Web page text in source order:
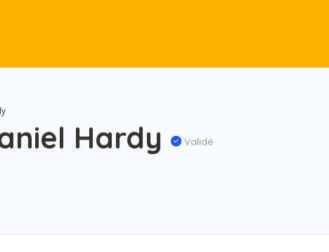
Hardy Validé